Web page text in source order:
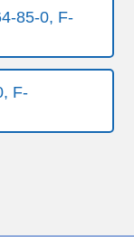
85-0, F-
F-